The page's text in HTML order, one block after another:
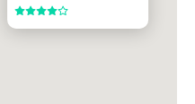
4 sur 5